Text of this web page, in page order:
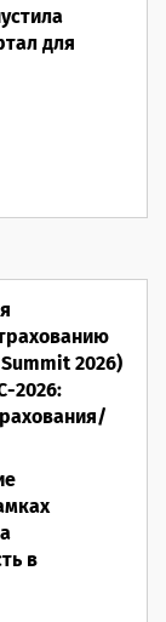
для
2026)
2026:
в